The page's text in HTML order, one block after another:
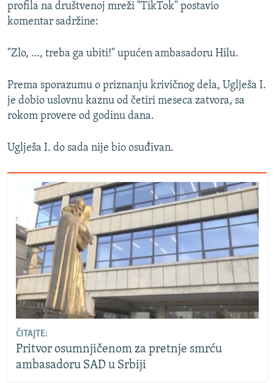
profila na društvenoj mreži "TikTok" postavio
komentar sadržine:
"Zlo, …, treba ga ubiti!" upućen ambasadoru Hilu.
Prema sporazumu o priznanju krivičnog dela, Uglješa I.
je dobio uslovnu kaznu od četiri meseca zatvora, sa
rokom provere od godinu dana.
Uglješa I. do sada nije bio osuđivan.
ČITAJTE:
Pritvor osumnjičenom za pretnje smrću
ambasadoru SAD u Srbiji